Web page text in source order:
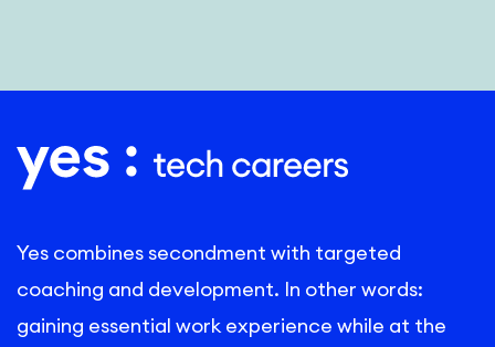
Yes combines secondment with targeted
coaching and development. In other words:
gaining essential work experience while at the